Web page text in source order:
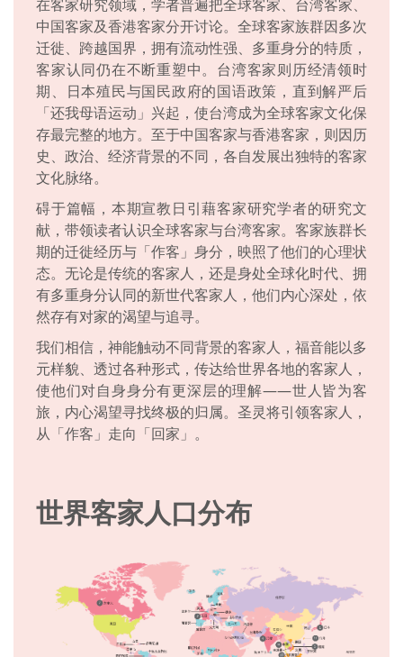
在客家研究领域，学者普遍把全球客家、台湾客家、
中国客家及香港客家分开讨论。全球客家族群因多次
迁徙、跨越国界，拥有流动性强、多重身分的特质，
客家认同仍在不断重塑中。台湾客家则历经清领时
期、日本殖民与国民政府的国语政策，直到解严后
「还我母语运动」兴起，使台湾成为全球客家文化保
存最完整的地方。至于中国客家与香港客家，则因历
史、政治、经济背景的不同，各自发展出独特的客家
文化脉络。
碍于篇幅，本期宣教日引藉客家研究学者的研究文
献，带领读者认识全球客家与台湾客家。客家族群长
期的迁徙经历与「作客」身分，映照了他们的心理状
态。无论是传统的客家人，还是身处全球化时代、拥
有多重身分认同的新世代客家人，他们内心深处，依
然存有对家的渴望与追寻。
我们相信，神能触动不同背景的客家人，福音能以多
元样貌、透过各种形式，传达给世界各地的客家人，
使他们对自身身分有更深层的理解——世人皆为客
旅，内心渴望寻找终极的归属。圣灵将引领客家人，
从「作客」走向「回家」。
世界客家人口分布